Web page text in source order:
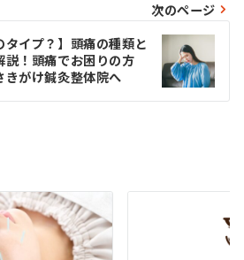
次のページ
タイプ？】頭痛の種類と
！頭痛でお困りの方
きがけ鍼灸整体院へ